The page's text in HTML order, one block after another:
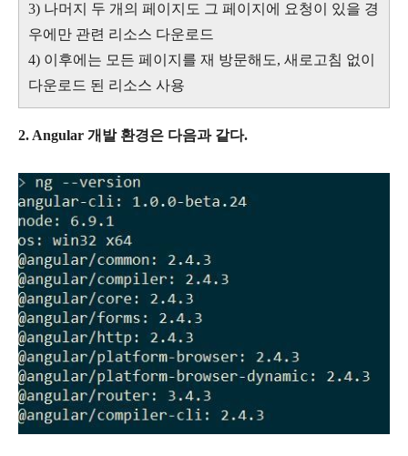
3) 나머지 두 개의 페이지도 그 페이지에 요청이 있을 경
우에만 관련 리소스 다운로드
4) 이후에는 모든 페이지를 재 방문해도, 새로고침 없이
다운로드 된 리소스 사용
2. Angular 개발 환경은 다음과 같다.